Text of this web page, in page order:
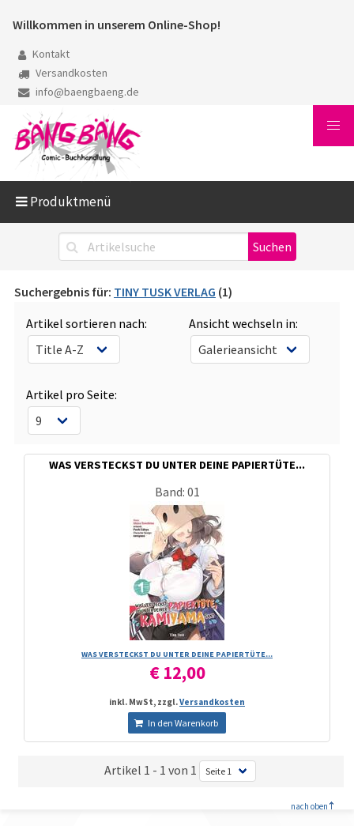
Willkommen in unserem Online-Shop!
Kontakt
Versandkosten
info@baengbaeng.de
Produktmenü
Suchergebnis für: TINY TUSK VERLAG (1)
Artikel sortieren nach:
Ansicht wechseln in:
Artikel pro Seite:
WAS VERSTECKST DU UNTER DEINE PAPIERTÜTE...
Band: 01
WAS VERSTECKST DU UNTER DEINE PAPIERTÜTE...
€ 12,00
inkl. MwSt, zzgl.Versandkosten
In den Warenkorb
Artikel 1 - 1 von 1
nach oben